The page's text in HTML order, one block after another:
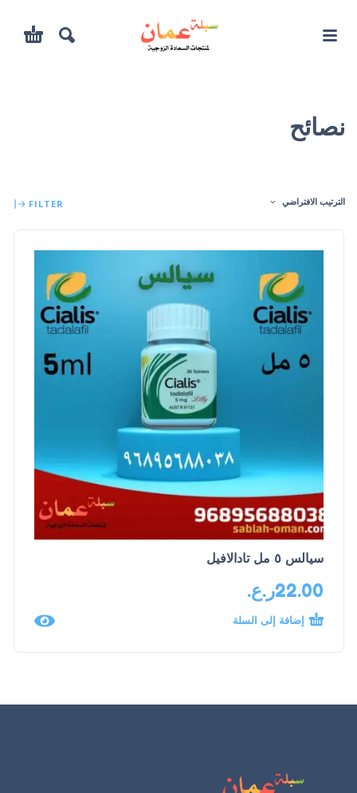
نصائح
الترتيب الافتراضي FILTER
سيالس ٥ مل تادالافيل
22.00ر.ع.
إضافة إلى السلة